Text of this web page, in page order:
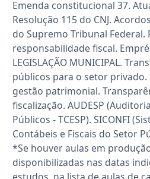
Emenda constitucional 37.
Resolução 115 do CNJ.
do Supremo Tribunal Federal.
responsabilidade fiscal.
LEGISLAÇÃO MUNICIPAL.
públicos para o setor privado.
gestão patrimonial.
fiscalização. AUDESP
Públicos - TCESP). SICONFI
Contábeis e Fiscais do Setor
*Se houver aulas em
disponibilizadas nas datas